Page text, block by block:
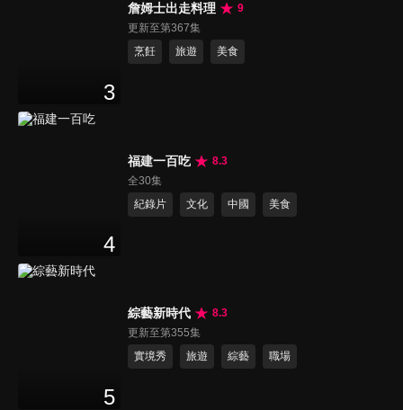
3
詹姆士出走料理
9
更新至第367集
烹飪
旅遊 美食
4
福建一百吃
8.3
全30集
紀錄片
文化 中國 美食
5
綜藝新時代
8.3
更新至第355集
實境秀
旅遊 綜藝 職場